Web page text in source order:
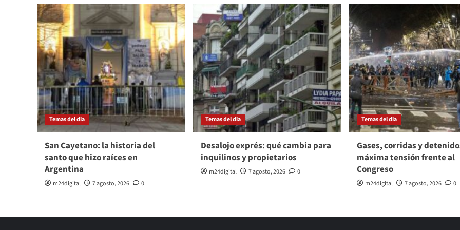
Temas del dia
San Cayetano: la historia del
santo que hizo raíces en
Argentina
m24digital 7 agosto, 2026 0
Temas del dia
Desalojo exprés: qué cambia para
inquilinos y propietarios
m24digital 7 agosto, 2026 0
Temas del dia
Gases, corridas y
máxima tensión frente al
Congreso
m24digital 7 agosto, 2026 0